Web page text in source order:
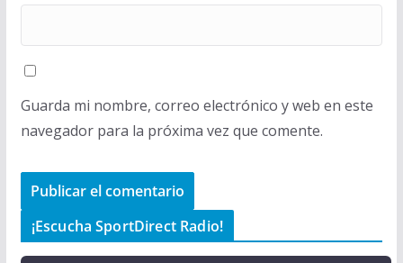
Guarda mi nombre, correo electrónico y web en este
navegador para la próxima vez que comente.
¡Escucha SportDirect Radio!